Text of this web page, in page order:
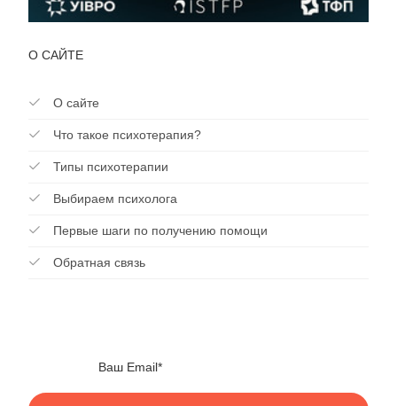
О САЙТЕ
О сайте
Что такое психотерапия?
Типы психотерапии
Выбираем психолога
Первые шаги по получению помощи
Обратная связь